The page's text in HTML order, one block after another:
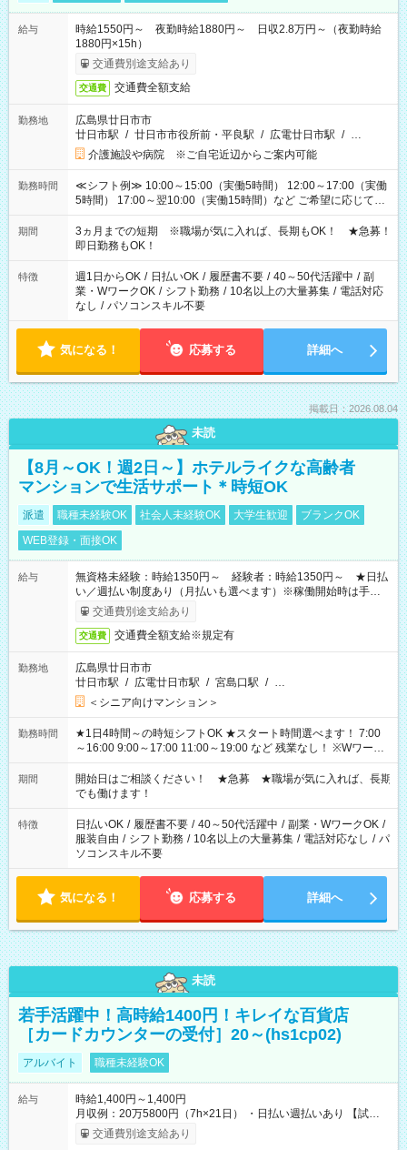
給与
時給1550円～ 夜勤時給1880円～ 日収2.8万円～（夜勤時給
1880円×15h）
交通費別途支給あり
交通費 交通費全額支給
勤務地
広島県廿日市市
廿日市駅 / 廿日市市役所前・平良駅 / 広電廿日市駅 / …
介護施設や病院 ※ご自宅近辺からご案内可能
勤務時間
≪シフト例≫ 10:00～15:00（実働5時間） 12:00～17:00（実働
5時間） 17:00～翌10:00（実働15時間）など ご希望に応じて、
働く時間は調整できます！ お気軽に担当へ相談ください！
期間
3ヵ月までの短期 ※職場が気に入れば、長期もOK！ ★急募！
即日勤務もOK！
特徴 週1日からOK / 日払いOK / 履歴書不要 / 40～50代活躍中 / 副
業・WワークOK / シフト勤務 / 10名以上の大量募集 / 電話対応
なし / パソコンスキル不要
気になる！ 応募する 詳細へ
掲載日：2026.08.04
未読
【8月～OK！週2日～】ホテルライクな高齢者
マンションで生活サポート＊時短OK
派遣 職種未経験OK 社会人未経験OK 大学生歓迎
ブランクOK
WEB登録・面接OK
給与
無資格未経験：時給1350円～ 経験者：時給1350円～ ★日払
い／週払い制度あり（月払いも選べます）※稼働開始時は手続き
完了次第のお支払いとなります。
交通費別途支給あり
交通費 交通費全額支給※規定有
勤務地
広島県廿日市市
廿日市駅 / 広電廿日市駅 / 宮島口駅 / …
＜シニア向けマンション＞
勤務時間
★1日4時間～の時短シフトOK ★スタート時間選べます！ 7:00
～16:00 9:00～17:00 11:00～19:00 など 残業なし！ ※Wワーク
の場合、他のお仕事と合わせ週40時間超の就業はご案内できま
せん ※法令に基づき、週20時間以上勤務は社会保険への加入対
象となります ※労働者派遣法（日雇い派遣の原則禁止）によ
り、短時間・短期間の就業はご案内が難しい場合があります
期間
開始日はご相談ください！ ★急募 ★職場が気に入れば、長期
でも働けます！
特徴 日払いOK / 履歴書不要 / 40～50代活躍中 / 副業・WワークOK /
服装自由 / シフト勤務 / 10名以上の大量募集 / 電話対応なし / パ
ソコンスキル不要
気になる！ 応募する 詳細へ
未読
若手活躍中！高時給1400円！キレイな百貨店
［カードカウンターの受付］20～(hs1cp02)
アルバイト 職種未経験OK
給与
時給1,400円～1,400円
月収例：20万5800円（7h×21日） ・日払い週払いあり 【試用
期間】試用期間なし
交通費別途支給あり